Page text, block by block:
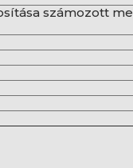
számozott